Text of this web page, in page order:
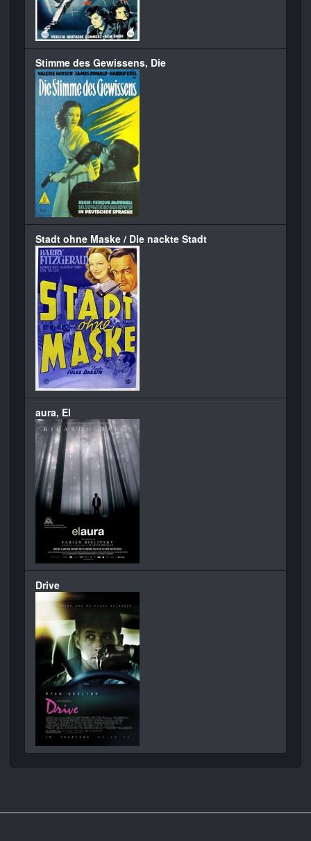
Stimme des Gewissens, Die
Stadt ohne Maske / Die nackte Stadt
aura, El
Drive